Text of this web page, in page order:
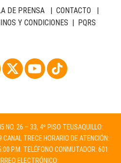
DE PRENSA| CONTACTO |
Y CONDICIONES | PQRS
NO. 26 – 33, 4º PISO TEUSAQUILLO:
TRECE HORARIO DE ATENCIÓN:
P.M. TELÉFONO CONMUTADOR: 601
ELECTRÓNICO: